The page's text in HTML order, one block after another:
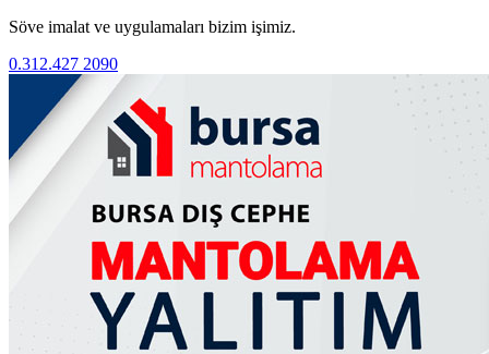
Söve imalat ve uygulamaları bizim işimiz.
0.312.427 2090